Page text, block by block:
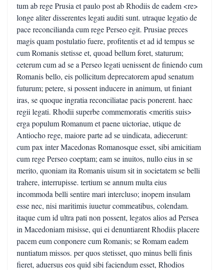
tum ab rege Prusia et paulo post ab Rhodiis de eadem <re>
longe aliter disserentes legati auditi sunt. utraque legatio de
pace reconcilianda cum rege Perseo egit. Prusiae preces
magis quam postulatio fuere, profitentis et ad id tempus se
cum Romanis stetisse et, quoad bellum foret, staturum;
ceterum cum ad se a Perseo legati uenissent de finiendo cum
Romanis bello, eis pollicitum deprecatorem apud senatum
futurum; petere, si possent inducere in animum, ut finiant
iras, se quoque ingratia reconciliatae pacis ponerent. haec
regii legati. Rhodii superbe commemoratis <meritis suis>
erga populum Romanum et paene uictoriae, utique de
Antiocho rege, maiore parte ad se uindicata, adiecerunt:
cum pax inter Macedonas Romanosque esset, sibi amicitiam
cum rege Perseo coeptam; eam se inuitos, nullo eius in se
merito, quoniam ita Romanis uisum sit in societatem se belli
trahere, interrupisse. tertium se annum multa eius
incommoda belli sentire mari intercluso; inopem insulam
esse nec, nisi maritimis iuuetur commeatibus, colendam.
itaque cum id ultra pati non possent, legatos alios ad Persea
in Macedoniam misisse, qui ei denuntiarent Rhodiis placere
pacem eum conponere cum Romanis; se Romam eadem
nuntiatum missos. per quos stetisset, quo minus belli finis
fieret, aduersus eos quid sibi faciendum esset, Rhodios